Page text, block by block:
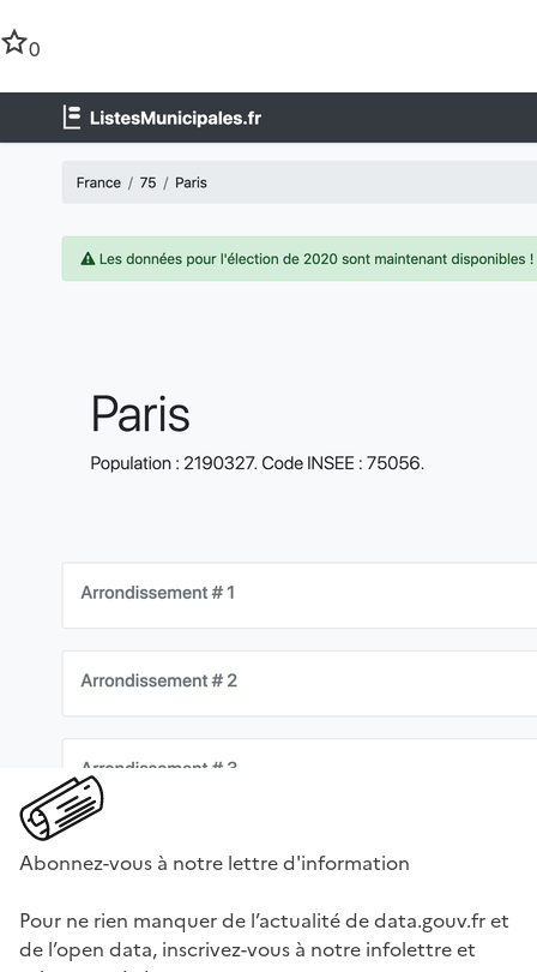
0
Abonnez-vous à notre lettre d'information
Pour ne rien manquer de l’actualité de data.gouv.fr et
de l’open data, inscrivez-vous à notre infolettre et